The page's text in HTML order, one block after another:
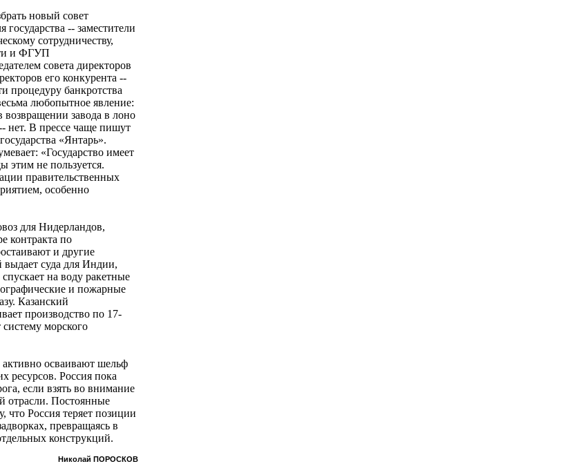
новый совет
-- заместители
сотрудничеству,
и ФГУП
совета директоров
его конкурента --
процедуру банкротства
любопытное явление:
завода в лоно
нет. В прессе чаще пишут
«Янтарь».
«Государство имеет
этим не пользуется.
правительственных
особенно
для Нидерландов,
контракта по
и другие
суда для Индии,
на воду ракетные
и пожарные
Казанский
производство по 17-
морского
активно осваивают шельф
ресурсов. Россия пока
если взять во внимание
отрасли. Постоянные
что Россия теряет позиции
превращаясь в
конструкций.
Николай ПОРОСКОВ